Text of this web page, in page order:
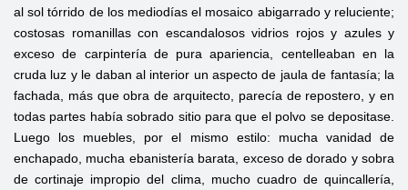
al sol tórrido de los mediodías el mosaico abigarrado y reluciente;
costosas romanillas con escandalosos vidrios rojos y azules y
exceso de carpintería de pura apariencia, centelleaban en la
cruda luz y le daban al interior un aspecto de jaula de fantasía; la
fachada, más que obra de arquitecto, parecía de repostero, y en
todas partes había sobrado sitio para que el polvo se depositase.
Luego los muebles, por el mismo estilo: mucha vanidad de
enchapado, mucha ebanistería barata, exceso de dorado y sobra
de cortinaje impropio del clima, mucho cuadro de quincallería,